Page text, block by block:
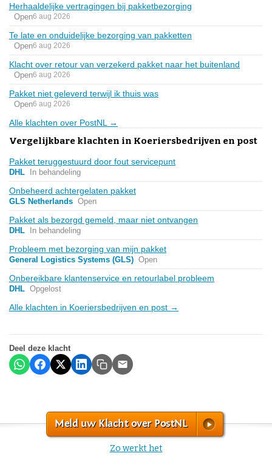
Herhaaldelijke vertragingen bij pakketbezorging
Open6 aug 2026
Te late en onduidelijke bezorging van pakketten
Open6 aug 2026
Klacht over retour van verzekerd pakket naar het buitenland
Open6 aug 2026
Pakket niet geleverd terwijl ik thuis was
Open6 aug 2026
Alle klachten over PostNL →
Vergelijkbare klachten in Koeriersbedrijven en post
Pakket teruggestuurd door fout servicepunt
DHL In behandeling
Onbeheerd achtergelaten pakket
GLS Netherlands Open
Pakket als bezorgd gemeld, maar niet ontvangen
DHL In behandeling
Probleem met bezorging van mijn pakket
General Logistics Systems (GLS) Open
Onbereikbare klantenservice en retourlabel probleem
DHL Opgelost
Alle klachten in Koeriersbedrijven en post →
Deel deze klacht
Meld uw Klacht over PostNL
Zo werkt het